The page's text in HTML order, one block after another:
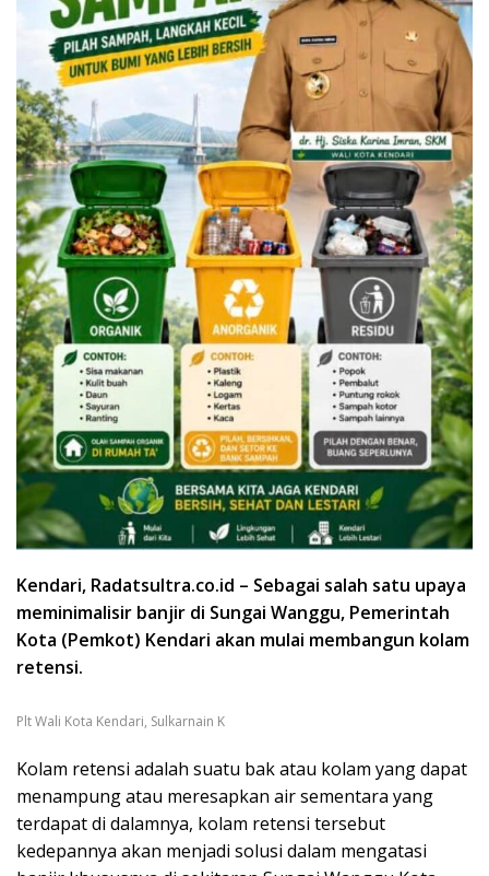
Kendari, Radatsultra.co.id – Sebagai salah satu upaya
meminimalisir banjir di Sungai Wanggu, Pemerintah
Kota (Pemkot) Kendari akan mulai membangun kolam
retensi.
Plt Wali Kota Kendari, Sulkarnain K
Kolam retensi adalah suatu bak atau kolam yang dapat
menampung atau meresapkan air sementara yang
terdapat di dalamnya, kolam retensi tersebut
kedepannya akan menjadi solusi dalam mengatasi